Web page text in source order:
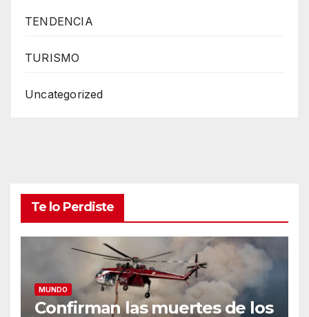
TENDENCIA
TURISMO
Uncategorized
Te lo Perdiste
MUNDO
Confirman las muertes de los